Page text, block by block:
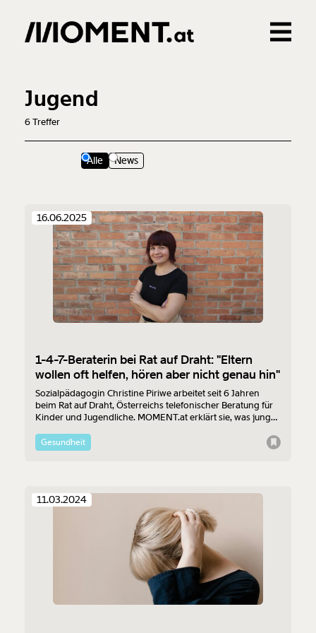
0
Jugend
6Treffer
Alle News
16.06.2025
1-4-7-Beraterin bei Rat auf Draht: "Eltern
wollen oft helfen, hören aber nicht genau hin"
Sozialpädagogin Christine Piriwe arbeitet seit 6 Jahren
beim Rat auf Draht, Österreichs telefonischer Beratung für
Kinder und Jugendliche. MOMENT.at erklärt sie, was junge
Beratung ein Gamechanger ist und wie Eltern ihre Kinder
besser verstehen können.
Gesundheit
11.03.2024